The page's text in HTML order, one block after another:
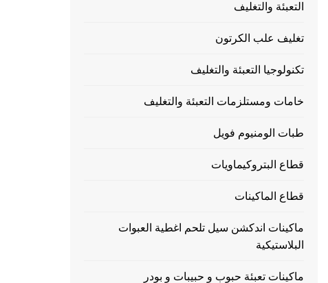
التعبئة والتغليف
تغليف علب الكرتون
تكنولوجيا التعبئة والتغليف
خامات ومستلزمات التعبئة والتغليف
طبات الومنيوم فويل
قطاع البتروكيماويات
قطاع الماكينات
ماكينات اندكشن سيل تلحم اغطية العبوات
البلاستيكية
ماكينات تعبئة حبوب و حبيبات و بودر